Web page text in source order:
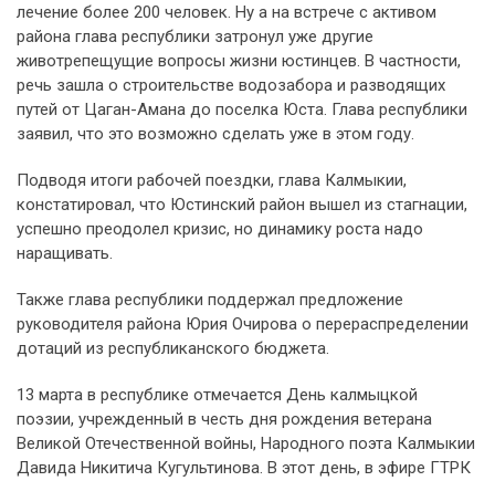
лечение более 200 человек. Ну а на встрече с активом
района глава республики затронул уже другие
животрепещущие вопросы жизни юстинцев. В частности,
речь зашла о строительстве водозабора и разводящих
путей от Цаган-Амана до поселка Юста. Глава республики
заявил, что это возможно сделать уже в этом году.
Подводя итоги рабочей поездки, глава Калмыкии,
констатировал, что Юстинский район вышел из стагнации,
успешно преодолел кризис, но динамику роста надо
наращивать.
Также глава республики поддержал предложение
руководителя района Юрия Очирова о перераспределении
дотаций из республиканского бюджета.
13 марта в республике отмечается День калмыцкой
поэзии, учрежденный в честь дня рождения ветерана
Великой Отечественной войны, Народного поэта Калмыкии
Давида Никитича Кугультинова. В этот день, в эфире ГТРК